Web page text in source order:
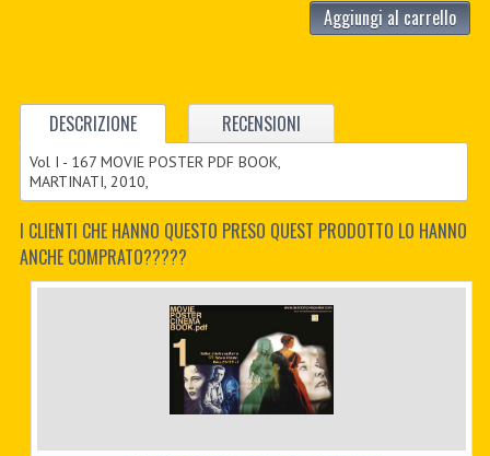
Aggiungi al carrello
DESCRIZIONE RECENSIONI
Vol I - 167 MOVIE POSTER PDF BOOK,
MARTINATI, 2010,
I CLIENTI CHE HANNO QUESTO PRESO QUEST PRODOTTO LO HANNO
ANCHE COMPRATO?????